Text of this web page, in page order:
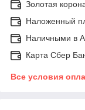
Золотая
Наложенный
Наличными в
Карта Сбер
Все условия